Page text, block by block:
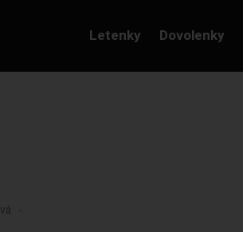
Letenky Dovolenky